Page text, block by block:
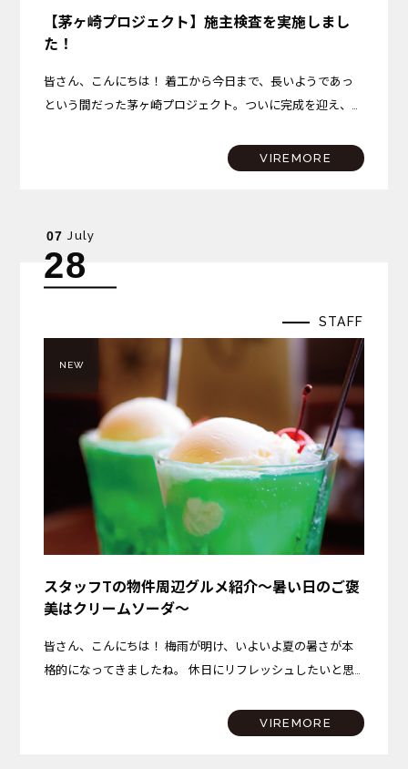
【茅ヶ崎プロジェクト】施主検査を実施しまし
た！
皆さん、こんにちは！ 着工から今日まで、長いようであっ
という間だった茅ヶ崎プロジェクト。ついに完成を迎え、先
子と、完成した茅ヶ崎プロジェクトのこだわりポイントを少
VIREMORE
07 July
28
STAFF
NEW
スタッフTの物件周辺グルメ紹介～暑い日のご褒
美はクリームソーダ～
皆さん、こんにちは！ 梅雨が明け、いよいよ夏の暑さが本
格的になってきましたね。 休日にリフレッシュしたいと思
多いのではないでしょうか。 今回は、そんな暑い日にも、
VIREMORE